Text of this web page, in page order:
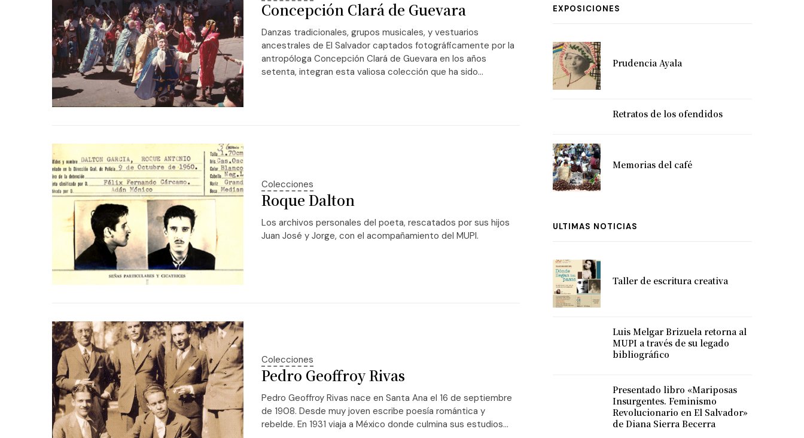
Concepción Clará de Guevara
Danzas tradicionales, grupos musicales, y vestuarios
ancestrales de El Salvador captados fotográficamente por la
antropóloga Concepción Clará de Guevara en los años
setenta, integran esta valiosa colección que ha sido...
Colecciones
Roque Dalton
Los archivos personales del poeta, rescatados por sus hijos
Juan José y Jorge, con el acompañamiento del MUPI.
Colecciones
Pedro Geoffroy Rivas
Pedro Geoffroy Rivas nace en Santa Ana el 16 de septiembre
de 1908. Desde muy joven escribe poesía romántica y
rebelde. En 1931 viaja a México donde culmina sus estudios...
EXPOSICIONES
Prudencia Ayala
Retratos de los ofendidos
Memorias del café
ULTIMAS NOTICIAS
Taller de escritura creativa
Luis Melgar Brizuela retorna al
MUPI a través de su legado
bibliográfico
Presentado libro «Mariposas
Insurgentes. Feminismo
Revolucionario en El Salvador»
de Diana Sierra Becerra